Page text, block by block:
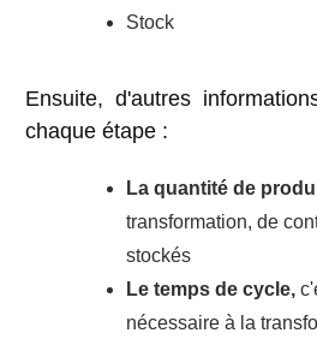
Stock
Ensuite, d'autres
chaque étape :
La quantité de
transformation, de
stockés
Le temps de cycle,
nécessaire à la